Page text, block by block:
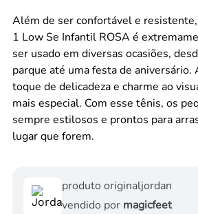
Além de ser confortável e
1 Low Se Infantil ROSA é
ser usado em diversas ocasiões,
parque até uma festa de aniversário.
toque de delicadeza e charme ao
mais especial. Com esse tênis, os
sempre estilosos e prontos para
lugar que forem.
produto originaljordan
vendido por magicfeet